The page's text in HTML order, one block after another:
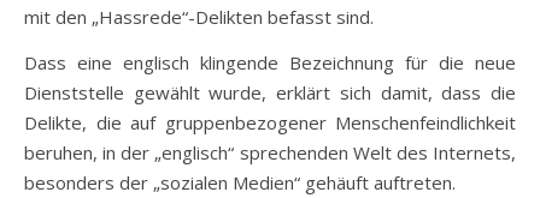
mit den „Hassrede“-Delikten befasst sind.
Dass eine englisch klingende Bezeichnung für die neue
Dienststelle gewählt wurde, erklärt sich damit, dass die
Delikte, die auf gruppenbezogener Menschenfeindlichkeit
beruhen, in der „englisch“ sprechenden Welt des Internets,
besonders der „sozialen Medien“ gehäuft auftreten.